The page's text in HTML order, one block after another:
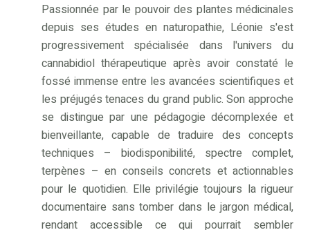
Passionnée par le pouvoir des plantes médicinales
depuis ses études en naturopathie, Léonie s'est
progressivement spécialisée dans l'univers du
cannabidiol thérapeutique après avoir constaté le
fossé immense entre les avancées scientifiques et
les préjugés tenaces du grand public. Son approche
se distingue par une pédagogie décomplexée et
bienveillante, capable de traduire des concepts
techniques – biodisponibilité, spectre complet,
terpènes – en conseils concrets et actionnables
pour le quotidien. Elle privilégie toujours la rigueur
documentaire sans tomber dans le jargon médical,
rendant accessible ce qui pourrait sembler